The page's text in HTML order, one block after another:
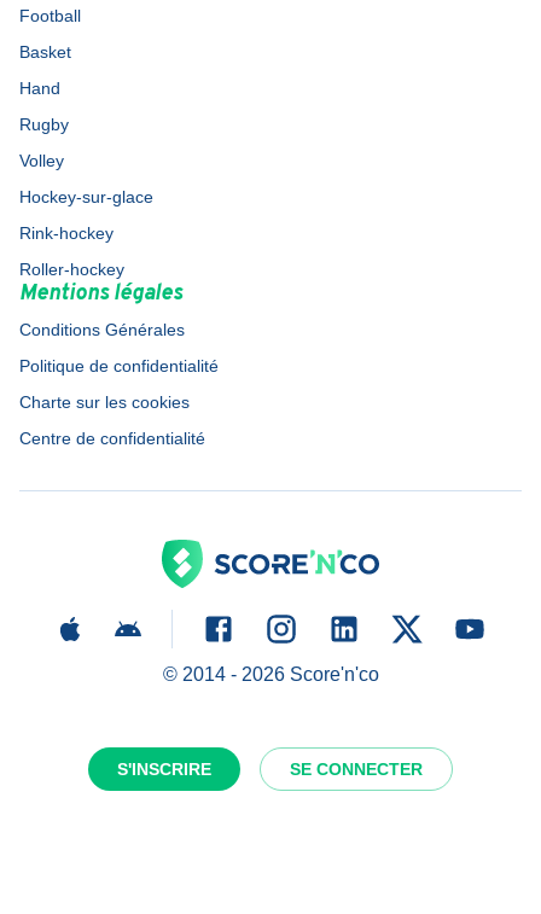
S'INSCRIRE SE CONNECTER
Football
Basket
Hand
Rugby
Volley
Hockey-sur-glace
Rink-hockey
Roller-hockey
Mentions légales
Conditions Générales
Politique de confidentialité
Charte sur les cookies
Centre de confidentialité
© 2014 - 2026Score'n'co